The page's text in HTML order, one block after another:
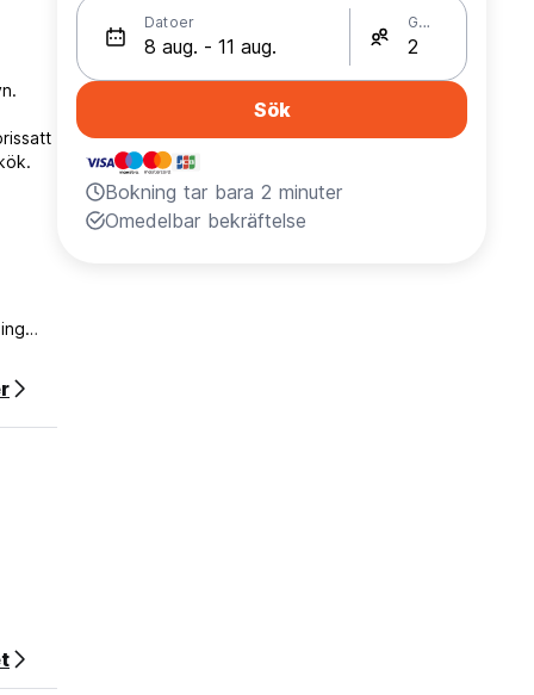
Datoer Gäster
Sök
Bokning tar bara 2 minuter
Omedelbar bekräftelse